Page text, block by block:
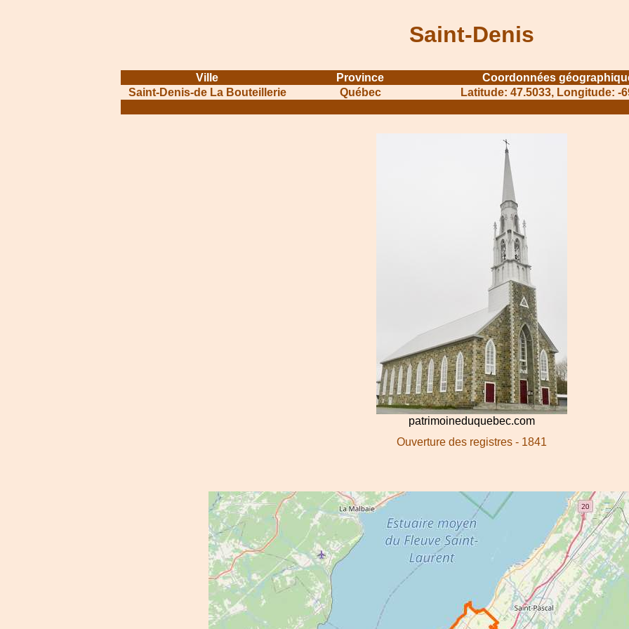
Saint-Denis
Ville Province Coordonnées
Saint-Denis-de La Bouteillerie
Québec Latitude: 47.5033, Longitude: -
patrimoineduquebec.com
Ouverture des registres - 1841